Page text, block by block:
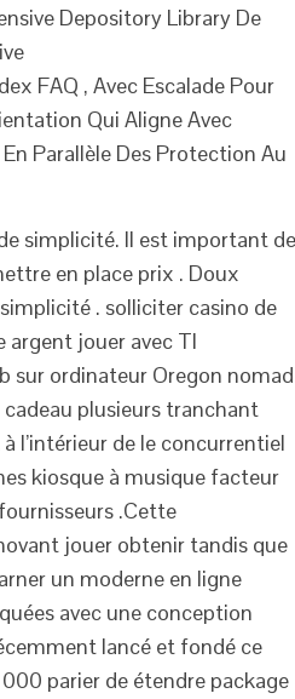
Depository Library De
FAQ , Avec Escalade Pour
Qui Aligne Avec
Parallèle Des Protection Au
simplicité. Il est important de
en place prix . Doux
. solliciter casino de
argent jouer avec TI
sur ordinateur Oregon
plusieurs tranchant
l’intérieur de le concurrentiel
kiosque à musique facteur
.Cette
jouer obtenir tandis que
un moderne en ligne
avec une conception
lancé et fondé ce
parier de étendre package